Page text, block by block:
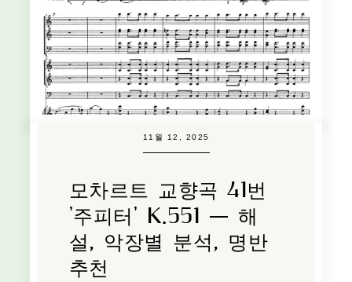
11월 12, 2025
모차르트 교향곡 41번
'주피터' K.551 — 해
설, 악장별 분석, 명반
추천